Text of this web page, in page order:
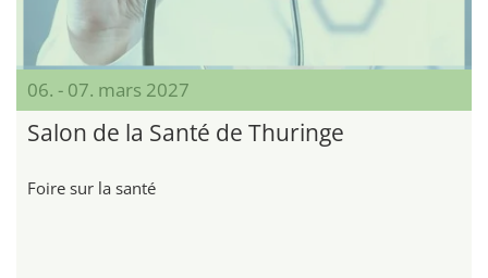
06. - 07. mars 2027
Salon de la Santé de Thuringe
Foire sur la santé